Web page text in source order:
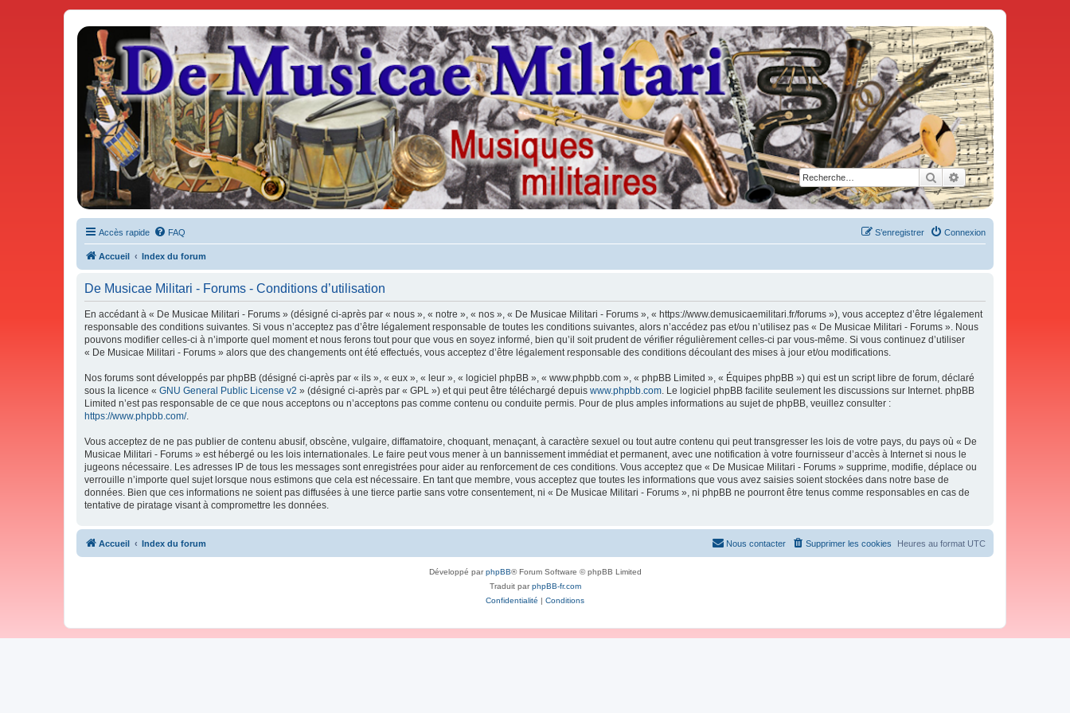
Rechercher
Recherche avancée
De Musicae Militari - Forums
Forums de discussions
Accès rapide FAQ Connexion
S’enregistrer
Accueil Index du forum
De Musicae Militari - Forums - Conditions d’utilisation
En accédant à « De Musicae Militari - Forums » (désigné ci-après par « nous », « notre », « nos », « De Musicae Militari - Forums », « https://www.demusicaemilitari.fr/forums »), vous acceptez d’être légalement
responsable des conditions suivantes. Si vous n’acceptez pas d’être légalement responsable de toutes les conditions suivantes, alors n’accédez pas et/ou n’utilisez pas « De Musicae Militari - Forums ». Nous
pouvons modifier celles-ci à n’importe quel moment et nous ferons tout pour que vous en soyez informé, bien qu’il soit prudent de vérifier régulièrement celles-ci par vous-même. Si vous continuez d’utiliser
« De Musicae Militari - Forums » alors que des changements ont été effectués, vous acceptez d’être légalement responsable des conditions découlant des mises à jour et/ou modifications.
Nos forums sont développés par phpBB (désigné ci-après par « ils », « eux », « leur », « logiciel phpBB », « www.phpbb.com », « phpBB Limited », « Équipes phpBB ») qui est un script libre de forum, déclaré
sous la licence « GNU General Public License v2 » (désigné ci-après par « GPL ») et qui peut être téléchargé depuis www.phpbb.com. Le logiciel phpBB facilite seulement les discussions sur Internet. phpBB
Limited n’est pas responsable de ce que nous acceptons ou n’acceptons pas comme contenu ou conduite permis. Pour de plus amples informations au sujet de phpBB, veuillez consulter :
https://www.phpbb.com/.
Vous acceptez de ne pas publier de contenu abusif, obscène, vulgaire, diffamatoire, choquant, menaçant, à caractère sexuel ou tout autre contenu qui peut transgresser les lois de votre pays, du pays où « De
Musicae Militari - Forums » est hébergé ou les lois internationales. Le faire peut vous mener à un bannissement immédiat et permanent, avec une notification à votre fournisseur d’accès à Internet si nous le
jugeons nécessaire. Les adresses IP de tous les messages sont enregistrées pour aider au renforcement de ces conditions. Vous acceptez que « De Musicae Militari - Forums » supprime, modifie, déplace ou
verrouille n’importe quel sujet lorsque nous estimons que cela est nécessaire. En tant que membre, vous acceptez que toutes les informations que vous avez saisies soient stockées dans notre base de
données. Bien que ces informations ne soient pas diffusées à une tierce partie sans votre consentement, ni « De Musicae Militari - Forums », ni phpBB ne pourront être tenus comme responsables en cas de
tentative de piratage visant à compromettre les données.
Accueil Index du forum Heures au format UTC
Supprimer les cookies
Nous contacter
Développé parphpBB® Forum Software © phpBB Limited
Traduit parphpBB-fr.com
Confidentialité | Conditions